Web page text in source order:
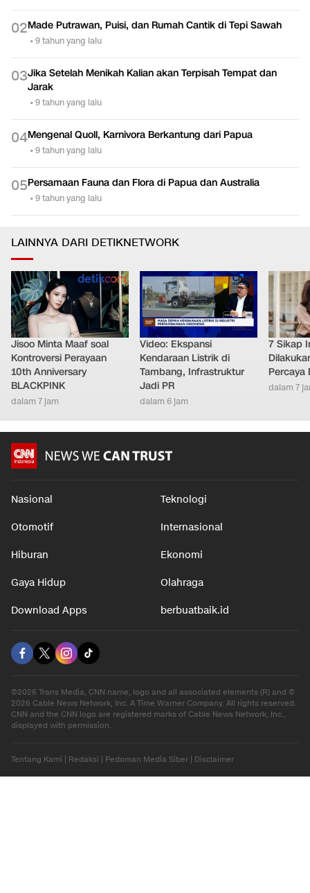
02Made Putrawan, Puisi, dan Rumah Cantik di Tepi Sawah
•9 tahun yang lalu
03Jika Setelah Menikah Kalian akan Terpisah Tempat dan
Jarak
•9 tahun yang lalu
04Mengenal Quoll, Karnivora Berkantung dari Papua
•9 tahun yang lalu
05Persamaan Fauna dan Flora di Papua dan Australia
•9 tahun yang lalu
LAINNYA DARI DETIKNETWORK
Jisoo Minta Maaf soal
Kontroversi Perayaan
10th Anniversary
BLACKPINK
dalam 7 jam
Video: Ekspansi
Kendaraan Listrik di
Tambang, Infrastruktur
Jadi PR
dalam 6 jam
7 Sikap
Percaya
dalam 7
Nasional Teknologi
Otomotif Internasional
Hiburan Ekonomi
Gaya Hidup Olahraga
Download Apps berbuatbaik.id
©2026 Trans Media, CNN name, logo and all associated elements (R) and ©
2026 Cable News Network, Inc. A Time Warner Company. All rights reserved.
CNN and the CNN logo are registered marks of Cable News Network, Inc.,
displayed with permission.
Tentang Kami Redaksi Pedoman Media Siber Disclaimer